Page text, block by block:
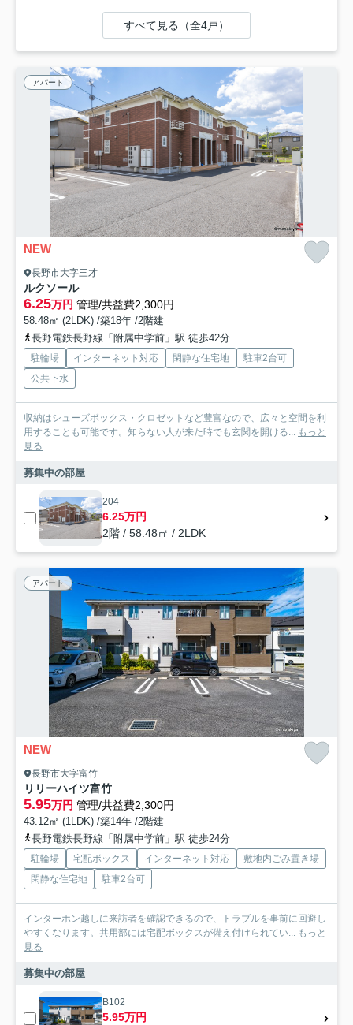
すべて見る（全4戸）
アパート
NEW
長野市大字三才
ルクソール
6.25万円 管理/共益費2,300円
58.48㎡ (2LDK) /築18年 /2階建
長野電鉄長野線「附属中学前」駅 徒歩42分
駐輪場 インターネット対応 閑静な住宅地
駐車2台可
公共下水
収納はシューズボックス・クロゼットなど豊富なので、広々と空間を利
用することも可能です。知らない人が来た時でも玄関を開ける... もっと
見る
募集中の部屋
204
6.25万円
2階 / 58.48㎡ / 2LDK
アパート
NEW
長野市大字富竹
リリーハイツ富竹
5.95万円 管理/共益費2,300円
43.12㎡ (1LDK) /築14年 /2階建
長野電鉄長野線「附属中学前」駅 徒歩24分
駐輪場 宅配ボックス インターネット対応
敷地内ごみ置き場
閑静な住宅地
駐車2台可
インターホン越しに来訪者を確認できるので、トラブルを事前に回避し
やすくなります。共用部には宅配ボックスが備え付けられてい... もっと
見る
募集中の部屋
B102
5.95万円